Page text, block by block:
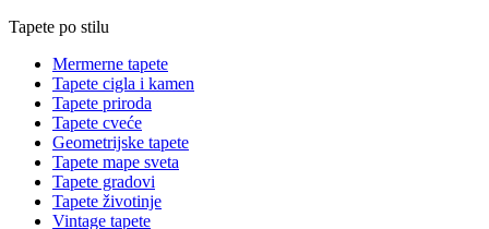
Tapete po stilu
Mermerne tapete
Tapete cigla i kamen
Tapete priroda
Tapete cveće
Geometrijske tapete
Tapete mape sveta
Tapete gradovi
Tapete životinje
Vintage tapete